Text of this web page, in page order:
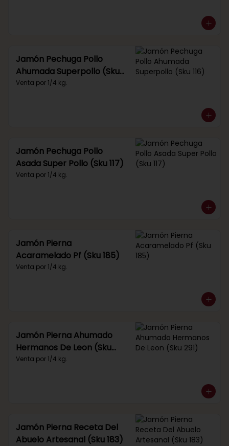
Jamón Pechuga Pollo
Ahumada Superpollo (Sku
116)
Venta por 1/4 kg.
Jamón Pechuga Pollo
Asada Super Pollo (Sku 117)
Venta por 1/4 kg.
Jamón Pierna
Acaramelado Pf (Sku 185)
Venta por 1/4 kg.
Jamón Pierna Ahumado
Hermanos De Leon (Sku
291)
Venta por 1/4 kg.
Jamón Pierna Receta Del
Abuelo Artesanal (Sku 183)